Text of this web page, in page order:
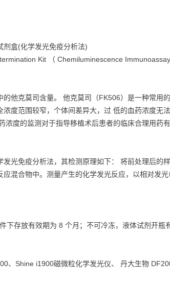
剂盒(化学发光免疫分析法)
Kit （ Chemiluminescence Immunoassay,
的他克莫司含量。 他克莫司（FK506）是一种常
浓度范围较窄，个体间差异大，过 低的血药浓度
浓度的监测对于指导移植术后患者的临床合理用药
光免疫分析法，其检测原理如下： 将前处理后的
应混合物中。测量产生的化学发光反应，以相对发
存放有效期为 8 个月；不可冷冻，液体试剂开
、Shine i1900磁微粒化学发光仪、 丹大生物